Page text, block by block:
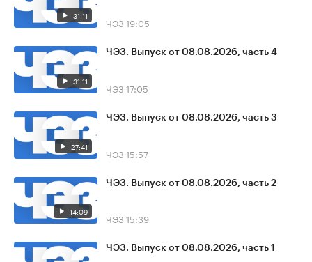
31:11 ЧЭЗ 19:05
31:11
ЧЭЗ. Выпуск от 08.08.2026, часть 4
ЧЭЗ 17:05
27:41
ЧЭЗ. Выпуск от 08.08.2026, часть 3
ЧЭЗ 15:57
14:09
ЧЭЗ. Выпуск от 08.08.2026, часть 2
ЧЭЗ 15:39
ЧЭЗ. Выпуск от 08.08.2026, часть 1